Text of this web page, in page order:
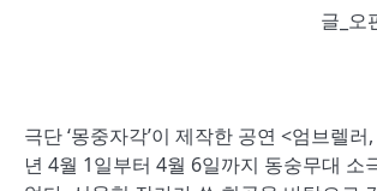
글_오
극단 ‘몽중자각’이 제작한 공연 <엄브렐
년 4월 1일부터 4월 6일까지 동숭무대 소